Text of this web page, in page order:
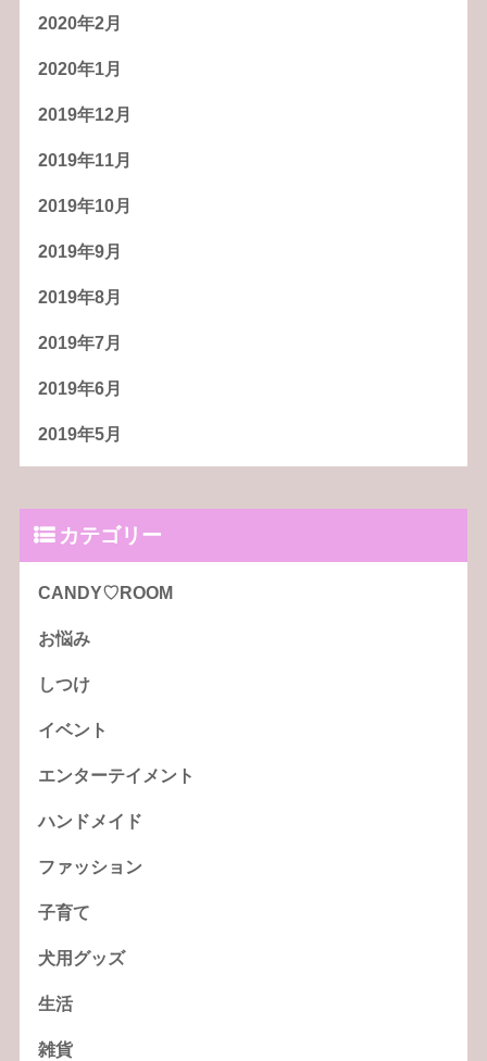
2020年2月
2020年1月
2019年12月
2019年11月
2019年10月
2019年9月
2019年8月
2019年7月
2019年6月
2019年5月
カテゴリー
CANDY♡ROOM
お悩み
しつけ
イベント
エンターテイメント
ハンドメイド
ファッション
子育て
犬用グッズ
生活
雑貨